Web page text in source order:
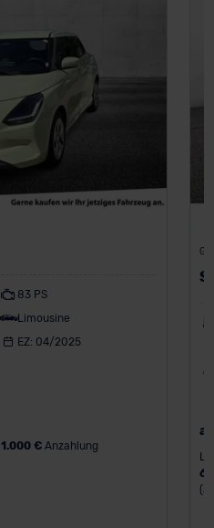
83 PS
Limousine
EZ: 04/2025
1.000 €Anzahlung
60